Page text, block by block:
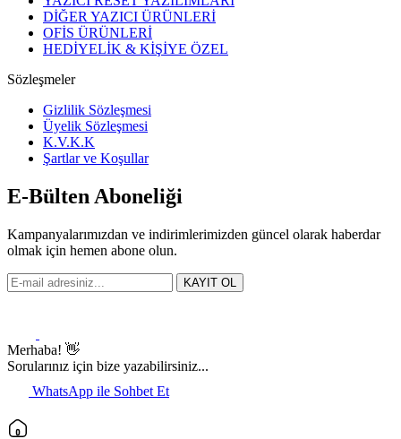
DİĞER YAZICI ÜRÜNLERİ
OFİS ÜRÜNLERİ
HEDİYELİK & KİŞİYE ÖZEL
Sözleşmeler
Gizlilik Sözleşmesi
Üyelik Sözleşmesi
K.V.K.K
Şartlar ve Koşullar
E-Bülten Aboneliği
Kampanyalarımızdan ve indirimlerimizden güncel olarak haberdar
olmak için hemen abone olun.
KAYIT OL
Merhaba! 👋
Sorularınız için bize yazabilirsiniz...
WhatsApp ile Sohbet Et